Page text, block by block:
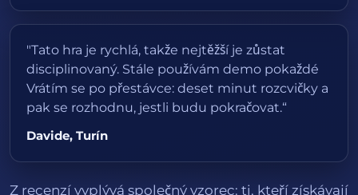
"Tato hra je rychlá, takže nejtěžší je zůstat
disciplinovaný. Stále používám demo pokaždé
Vrátím se po přestávce: deset minut rozcvičky a
pak se rozhodnu, jestli budu pokračovat.“
Davide, Turín
Z recenzí vyplývá společný vzorec: ti, kteří získávají